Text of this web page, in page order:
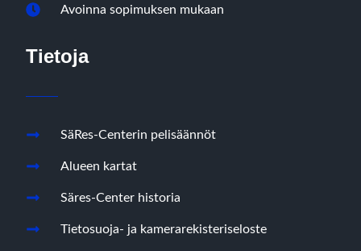
Avoinna sopimuksen mukaan
Tietoja
SäRes-Centerin pelisäännöt
Alueen kartat
Säres-Center historia
Tietosuoja- ja kamerarekisteriseloste